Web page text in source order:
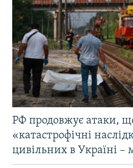
РФ продовжує атаки,
«катастрофічні
цивільних в Україні –